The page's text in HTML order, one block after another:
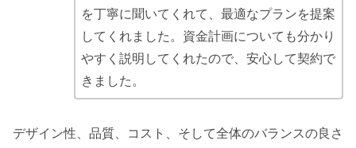
を丁寧に聞いてくれて、最適なプランを提案
してくれました。資金計画についても分かり
やすく説明してくれたので、安心して契約で
きました。
デザイン性、品質、コスト、そして全体のバランスの良さ